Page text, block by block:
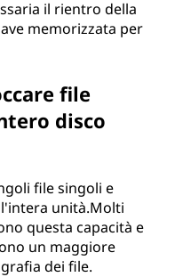
il rientro della
memorizzata per
file
disco
file singoli e
unità.Molti
questa capacità e
un maggiore
dei file.